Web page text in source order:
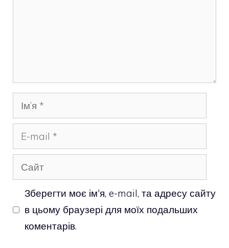
Ім’я
mail
Сайт
Зберегти моє ім'я, e-mail, та адресу сайту
в цьому браузері для моїх подальших
коментарів.